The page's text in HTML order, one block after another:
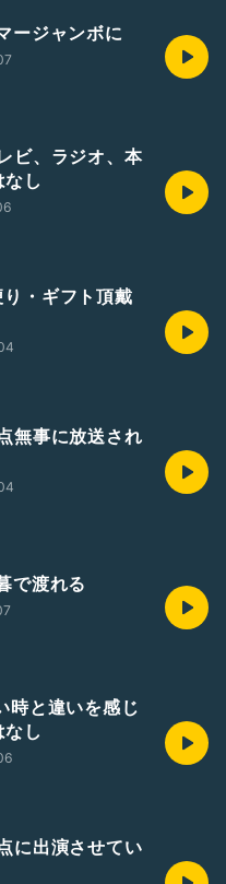
ージャンボに
ビ、ラジオ、本
し
り・ギフト頂戴
無事に放送され
で渡れる
時と違いを感じ
し
に出演させてい